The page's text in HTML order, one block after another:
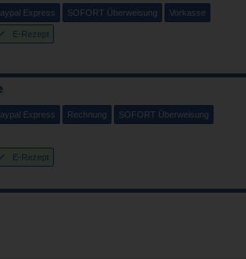
Express SOFORT Überweisung Vorkasse
E-Rezept
Express Rechnung SOFORT Überweisung
E-Rezept